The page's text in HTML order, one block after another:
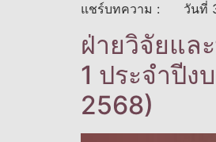
แชร์บทความ : วันที่
ฝ่ายวิจัยแล
1 ประจำปี
2568)